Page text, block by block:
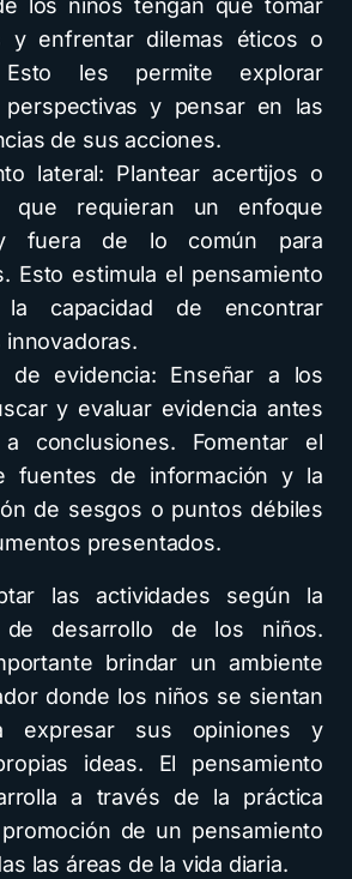
los niños tengan que tomar
y enfrentar dilemas éticos o
Esto les permite explorar
perspectivas y pensar en las
de sus acciones.
lateral: Plantear acertijos o
que requieran un enfoque
fuera de lo común para
Esto estimula el pensamiento
capacidad de encontrar
innovadoras.
de evidencia: Enseñar a los
y evaluar evidencia antes
conclusiones. Fomentar el
fuentes de información y la
de sesgos o puntos débiles
presentados.
las actividades según la
desarrollo de los niños.
brindar un ambiente
donde los niños se sientan
expresar sus opiniones y
ideas. El pensamiento
a través de la práctica
de un pensamiento
las áreas de la vida diaria.